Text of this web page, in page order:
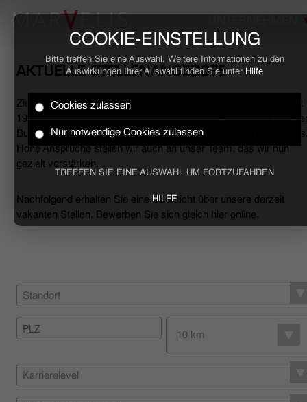
COOKIE-EINSTELLUNG
Bitte treffen Sie eine Auswahl. Weitere Informationen zu den
Auswirkungen Ihrer Auswahl finden Sie unter Hilfe
Cookies zulassen
Nur notwendige Cookies zulassen
TREFFEN SIE EINE AUSWAHL UM FORTZUFAHREN
HILFE
HOME
BUSINESS
UNTERNEHMEN
NACHHALTIGKEIT
HÄNDLERSUCHE
AKTUELLE STELLENANGEBOTE
Ziele erreichen, Herausforderungen meistern, Erfolge feiern. Seit
1994 begleiten wir den anspruchsvollen Mann sowohl mit
Business- als auch mit lässigen Casual-Hemden und Polo-
Hohe Ansprüche stellen wir auch an unser Team, das wir nun
gezielt verstärken.
Nachfolgend erhalten Sie eine Übersicht über unsere derzeit
vakanten Stellen. Bewerben Sie sich gleich hier online.
Standort
10 km
Karrierelevel